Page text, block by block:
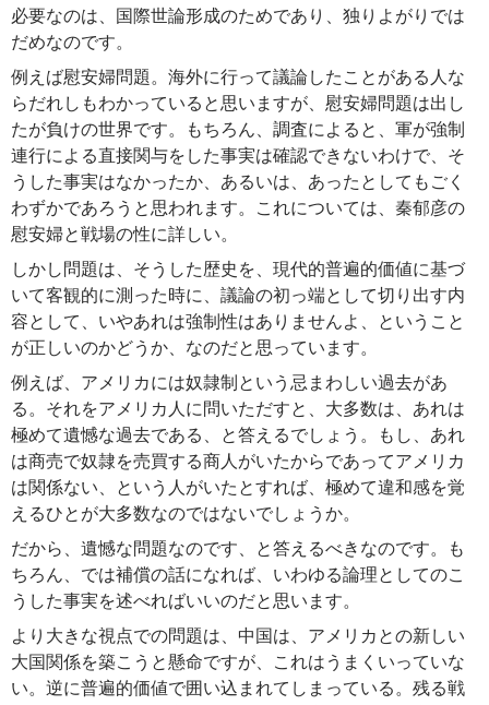
必要なのは、国際世論形成のためであり、独りよがりでは
だめなのです。
例えば慰安婦問題。海外に行って議論したことがある人な
らだれしもわかっていると思いますが、慰安婦問題は出し
たが負けの世界です。もちろん、調査によると、軍が強制
連行による直接関与をした事実は確認できないわけで、そ
うした事実はなかったか、あるいは、あったとしてもごく
わずかであろうと思われます。これについては、秦郁彦の
慰安婦と戦場の性に詳しい。
しかし問題は、そうした歴史を、現代的普遍的価値に基づ
いて客観的に測った時に、議論の初っ端として切り出す内
容として、いやあれは強制性はありませんよ、ということ
が正しいのかどうか、なのだと思っています。
例えば、アメリカには奴隷制という忌まわしい過去があ
る。それをアメリカ人に問いただすと、大多数は、あれは
極めて遺憾な過去である、と答えるでしょう。もし、あれ
は商売で奴隷を売買する商人がいたからであってアメリカ
は関係ない、という人がいたとすれば、極めて違和感を覚
えるひとが大多数なのではないでしょうか。
だから、遺憾な問題なのです、と答えるべきなのです。も
ちろん、では補償の話になれば、いわゆる論理としてのこ
うした事実を述べればいいのだと思います。
より大きな視点での問題は、中国は、アメリカとの新しい
大国関係を築こうと懸命ですが、これはうまくいっていな
い。逆に普遍的価値で囲い込まれてしまっている。残る戦